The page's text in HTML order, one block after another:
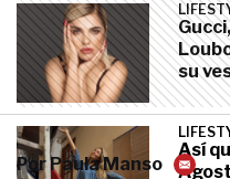
PorPaula Manso
su
Así